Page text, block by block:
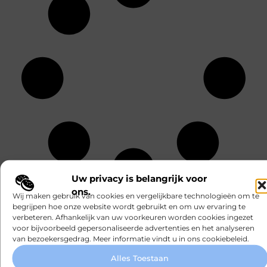
Uw privacy is belangrijk voor
ons.
Wij maken gebruik van cookies en vergelijkbare technologieën om te
begrijpen hoe onze website wordt gebruikt en om uw ervaring te
verbeteren. Afhankelijk van uw voorkeuren worden cookies ingezet
voor bijvoorbeeld gepersonaliseerde advertenties en het analyseren
van bezoekersgedrag. Meer informatie vindt u in ons cookiebeleid.
Alles Toestaan
RECENTE BERICHTEN
Een boeket laten bezorgen dat echt bij het
moment past